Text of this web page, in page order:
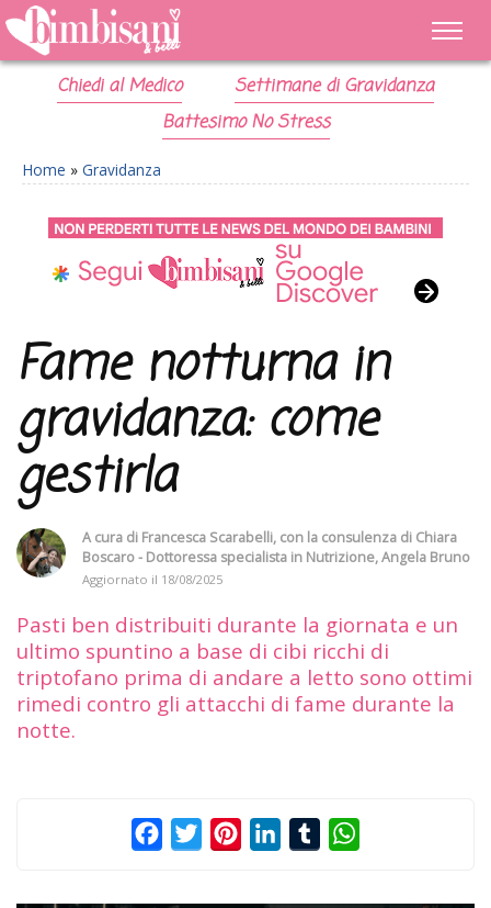
Chiedi al Medico
Settimane di Gravidanza
Battesimo No Stress
Home » Gravidanza
Fame notturna in
gravidanza: come
gestirla
A cura di Francesca Scarabelli, con la consulenza di Chiara
Boscaro - Dottoressa specialista in Nutrizione,Angela Bruno
Aggiornato il 18/08/2025
Pasti ben distribuiti durante la giornata e un
ultimo spuntino a base di cibi ricchi di
triptofano prima di andare a letto sono ottimi
rimedi contro gli attacchi di fame durante la
notte.
FacebookTwitterPinterestLinkedInTumblr